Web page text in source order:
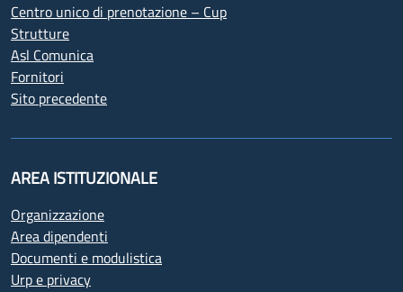
Centro unico di prenotazione – Cup
Strutture
Asl Comunica
Fornitori
Sito precedente
AREA ISTITUZIONALE
Organizzazione
Area dipendenti
Documenti e modulistica
Urp e privacy